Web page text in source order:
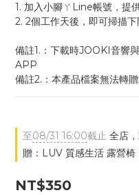
1. 加入小腳ㄚLine帳號，提
2. 2個工作天後，即可掃描
備註1.：下載時JOOKI音響
APP
備註2.：本產品檔案無法轉
至08/31 16:00截止 全店
贈：LUV 質感生活 露營椅
NT$350